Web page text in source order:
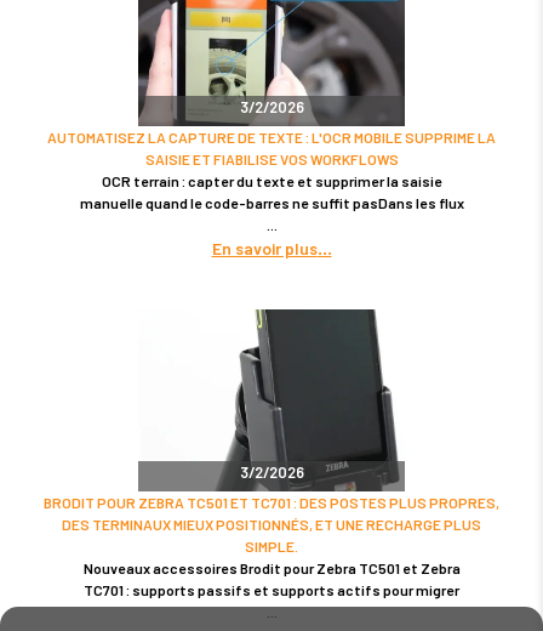
3/2/2026
AUTOMATISEZ LA CAPTURE DE TEXTE : L'OCR MOBILE SUPPRIME LA
SAISIE ET FIABILISE VOS WORKFLOWS
OCR terrain : capter du texte et supprimer la saisie
manuelle quand le code-barres ne suffit pasDans les flux
En savoir plus
3/2/2026
BRODIT POUR ZEBRA TC501 ET TC701 : DES POSTES PLUS PROPRES,
DES TERMINAUX MIEUX POSITIONNÉS, ET UNE RECHARGE PLUS
SIMPLE.
Nouveaux accessoires Brodit pour Zebra TC501 et Zebra
TC701 : supports passifs et supports actifs pour migrer